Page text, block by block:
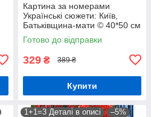
Картина за номерами
Українські сюжети: Київ,
Батьківщина-мати © 40*50 см
Орігамі LW 3124
Готово до відправки
329 ₴ 389 ₴
Купити
1+1=3 Деталі в описі –5%